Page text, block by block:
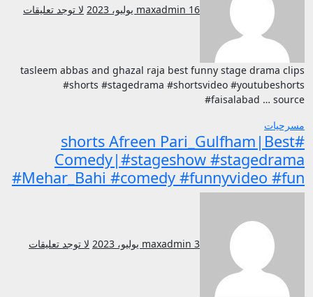
maxadmin 16 يوليو، 2023 لا توجد تعليقات
tasleem abbas and ghazal raja best funny stage drama clips
#shorts #stagedrama #shortsvideo #youtubeshorts
#faisalabad … source
مسرحيات
#shorts Afreen Pari_Gulfham|Best
Comedy|#stageshow #stagedrama
#Mehar_Bahi #comedy #funnyvideo #fun
maxadmin 3 يوليو، 2023 لا توجد تعليقات